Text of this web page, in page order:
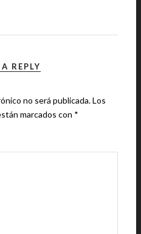
REPLY
no será publicada.Los
marcados con *